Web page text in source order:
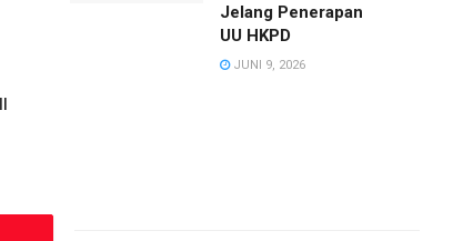
Jelang Penerapan
UU HKPD
JUNI 9, 2026